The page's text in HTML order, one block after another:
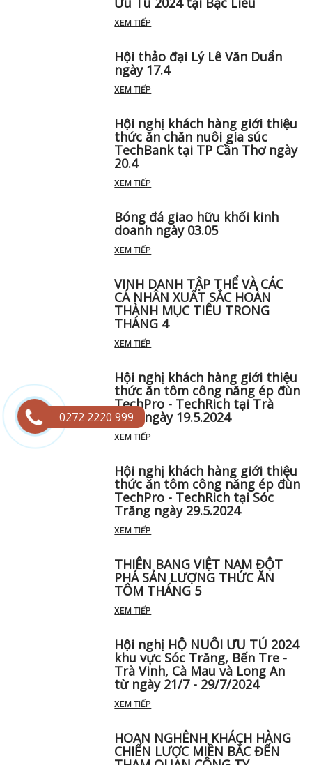
XEM TIẾP
Hội thảo đại Lý Lê Văn Duẩn
ngày 17.4
XEM TIẾP
Hội nghị khách hàng giới thiệu
thức ăn chăn nuôi gia súc
TechBank tại TP Cần Thơ ngày
20.4
XEM TIẾP
Bóng đá giao hữu khối kinh
doanh ngày 03.05
XEM TIẾP
VINH DANH TẬP THỂ VÀ CÁC
CÁ NHÂN XUẤT SẮC HOÀN
THÀNH MỤC TIÊU TRONG
THÁNG 4
XEM TIẾP
Hội nghị khách hàng giới thiệu
thức ăn tôm công năng ép đùn
TechPro - TechRich tại Trà
Vinh ngày 19.5.2024
XEM TIẾP
Hội nghị khách hàng giới thiệu
thức ăn tôm công năng ép đùn
TechPro - TechRich tại Sóc
Trăng ngày 29.5.2024
XEM TIẾP
THIÊN BANG VIỆT NAM ĐỘT
PHÁ SẢN LƯỢNG THỨC ĂN
TÔM THÁNG 5 ️
XEM TIẾP
Hội nghị HỘ NUÔI ƯU TÚ 2024
khu vực Sóc Trăng, Bến Tre -
Trà Vinh, Cà Mau và Long An
từ ngày 21/7 - 29/7/2024
XEM TIẾP
HOAN NGHÊNH KHÁCH HÀNG
CHIẾN LƯỢC MIỀN BẮC ĐẾN
0272 2220 999